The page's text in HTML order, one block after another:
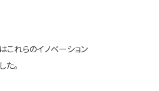
これらのイノベーション
。